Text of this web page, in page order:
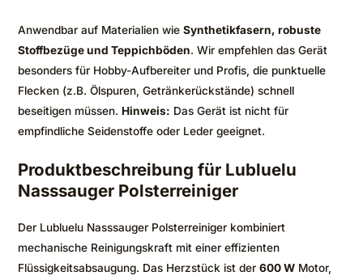
Anwendbar auf Materialien wie Synthetikfasern, robuste
Stoffbezüge und Teppichböden. Wir empfehlen das Gerät
besonders für Hobby-Aufbereiter und Profis, die punktuelle
Flecken (z.B. Ölspuren, Getränkerückstände) schnell
beseitigen müssen. Hinweis: Das Gerät ist nicht für
empfindliche Seidenstoffe oder Leder geeignet.
Produktbeschreibung für Lubluelu
Nasssauger Polsterreiniger
Der Lubluelu Nasssauger Polsterreiniger kombiniert
mechanische Reinigungskraft mit einer effizienten
Flüssigkeitsabsaugung. Das Herzstück ist der 600 W Motor,